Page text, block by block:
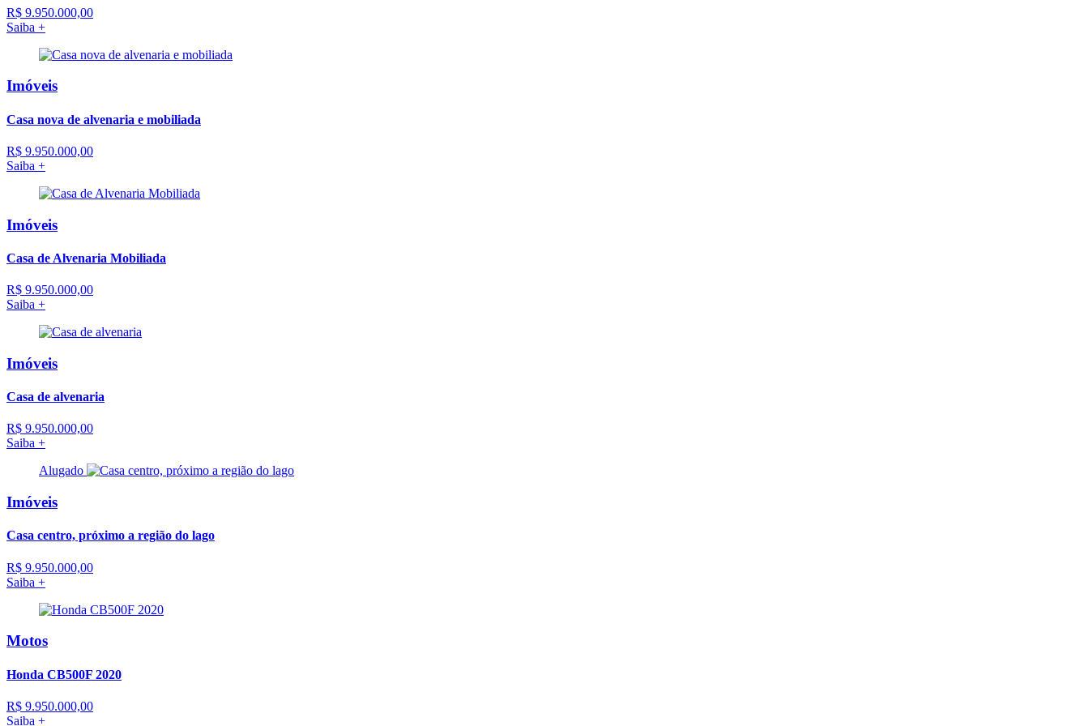
R$ 9.950.000,00
Saiba +
Imóveis
Casa nova de alvenaria e mobiliada
R$ 9.950.000,00
Saiba +
Imóveis
Casa de Alvenaria Mobiliada
R$ 9.950.000,00
Saiba +
Imóveis
Casa de alvenaria
R$ 9.950.000,00
Saiba +
Alugado
Imóveis
Casa centro, próximo a região do lago
R$ 9.950.000,00
Saiba +
Motos
Honda CB500F 2020
R$ 9.950.000,00
Saiba +